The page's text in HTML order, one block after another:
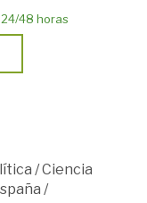
48 horas
/Ciencia
/